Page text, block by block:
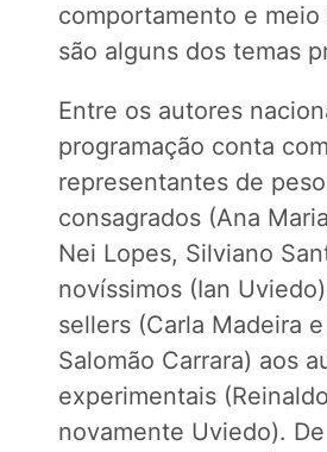
comportamento e meio
são alguns dos temas
Entre os autores
programação conta com
representantes de
consagrados (Ana
Nei Lopes, Silviano
novíssimos (Ian
sellers (Carla Madeira
Salomão Carrara) aos
experimentais
novamente Uviedo).